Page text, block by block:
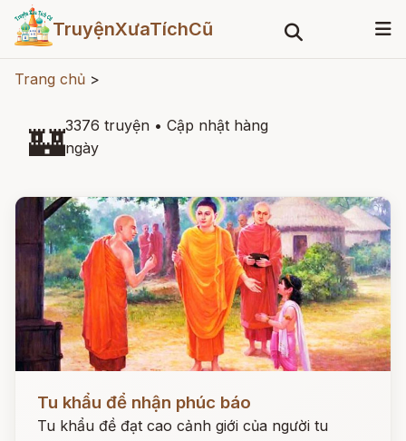
TruyệnXưaTíchCũ
Trang chủ >
🏰3376 truyện • Cập nhật hàng
ngày
Tu khẩu để nhận phúc báo
Tu khẩu đề đạt cao cảnh giới của người tu